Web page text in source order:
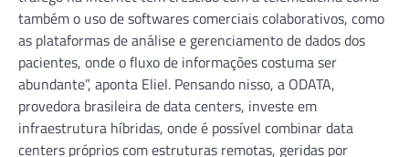
também o uso de softwares comerciais colaborativos, como
as plataformas de análise e gerenciamento de dados dos
pacientes, onde o fluxo de informações costuma ser
abundante”, aponta Eliel. Pensando nisso, a ODATA,
provedora brasileira de data centers, investe em
infraestrutura híbridas, onde é possível combinar data
centers próprios com estruturas remotas, geridas por